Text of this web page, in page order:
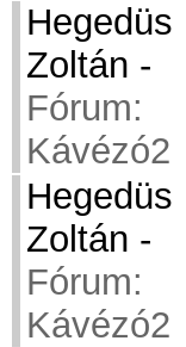
Hegedüs
Zoltán -
Fórum:
Kávézó2
Hegedüs
Zoltán -
Fórum:
Kávézó2